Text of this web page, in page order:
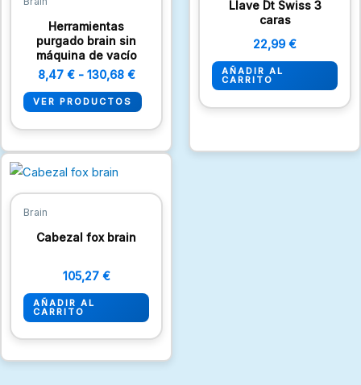
Herramientas
purgado brain sin
máquina de vacío
8,47 € - 130,68 €
VER PRODUCTOS
Llave Dt Swiss 3
caras
22,99 €
AÑADIR AL
CARRITO
Brain
Cabezal fox brain
105,27 €
AÑADIR AL
CARRITO